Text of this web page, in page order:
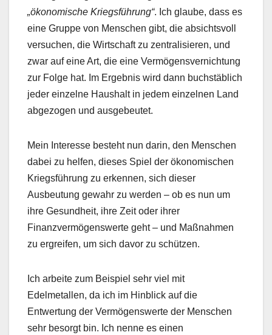
„ökonomische Kriegsführung“. Ich glaube, dass es
eine Gruppe von Menschen gibt, die absichtsvoll
versuchen, die Wirtschaft zu zentralisieren, und
zwar auf eine Art, die eine Vermögensvernichtung
zur Folge hat. Im Ergebnis wird dann buchstäblich
jeder einzelne Haushalt in jedem einzelnen Land
abgezogen und ausgebeutet.
Mein Interesse besteht nun darin, den Menschen
dabei zu helfen, dieses Spiel der ökonomischen
Kriegsführung zu erkennen, sich dieser
Ausbeutung gewahr zu werden – ob es nun um
ihre Gesundheit, ihre Zeit oder ihrer
Finanzvermögenswerte geht – und Maßnahmen
zu ergreifen, um sich davor zu schützen.
Ich arbeite zum Beispiel sehr viel mit
Edelmetallen, da ich im Hinblick auf die
Entwertung der Vermögenswerte der Menschen
sehr besorgt bin. Ich nenne es einen